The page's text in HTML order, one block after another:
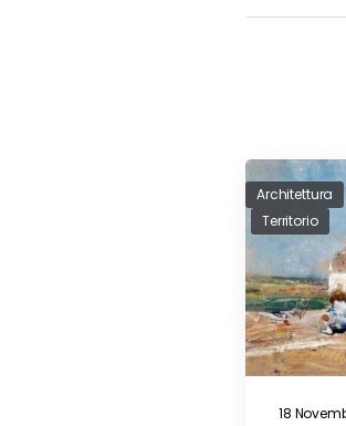
18
Architettura
Territorio